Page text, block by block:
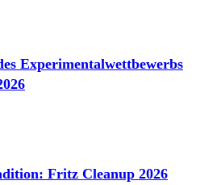
Experimentalwettbewerbs
Fritz Cleanup 2026